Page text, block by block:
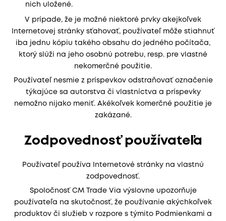
nich uložené.
V prípade, že je možné niektoré prvky akejkoľvek
Internetovej stránky sťahovať, používateľ môže stiahnuť
iba jednu kópiu takého obsahu do jedného počítača,
ktorý slúži na jeho osobnú potrebu, resp. pre vlastné
nekomerčné použitie.
Používateľ nesmie z príspevkov odstraňovať označenie
týkajúce sa autorstva či vlastníctva a príspevky
nemožno nijako meniť. Akékoľvek komerčné použitie je
zakázané.
Zodpovednosť používateľa
Používateľ používa Internetové stránky na vlastnú
zodpovednosť.
Spoločnosť CM Trade Via výslovne upozorňuje
používateľa na skutočnosť, že používanie akýchkoľvek
produktov či služieb v rozpore s týmito Podmienkami a